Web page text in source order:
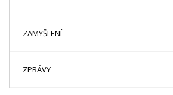
ZAMYŠLENÍ
ZPRÁVY